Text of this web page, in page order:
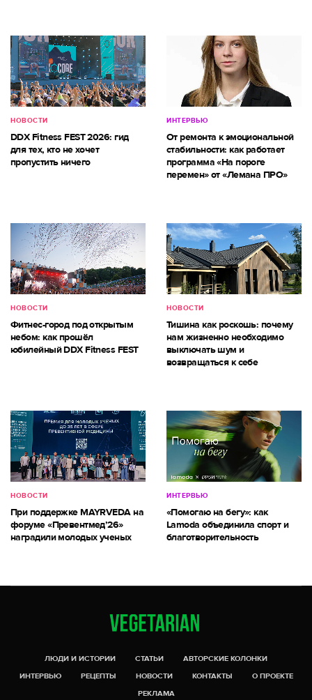
НОВОСТИ
DDX Fitness FEST 2026: гид
для тех, кто не хочет
пропустить ничего
ИНТЕРВЬЮ
От ремонта к эмоциональной
стабильности: как работает
программа «На пороге
перемен» от «Лемана ПРО»
НОВОСТИ
Фитнес-город под открытым
небом: как прошёл
юбилейный DDX Fitness FEST
НОВОСТИ
Тишина как роскошь: почему
нам жизненно необходимо
выключать шум и
возвращаться к себе
НОВОСТИ
При поддержке MAYRVEDA на
форуме «Превентмед’26»
наградили молодых ученых
ИНТЕРВЬЮ
«Помогаю на бегу»: как
Lamoda объединила спорт и
благотворительность
ЛЮДИ И ИСТОРИИ СТАТЬИ
АВТОРСКИЕ КОЛОНКИ
ИНТЕРВЬЮ
РЕЦЕПТЫ НОВОСТИ КОНТАКТЫ
О ПРОЕКТЕ
РЕКЛАМА